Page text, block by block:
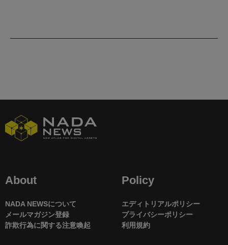
About
NADA NEWSについて
メールマガジン登録
詐欺行為に関する注意喚起
Policy
エディトリアルポリシー
プライバシーポリシー
利用規約